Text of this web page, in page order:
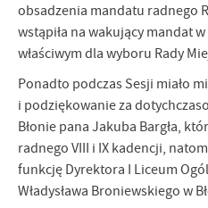
obsadzenia mandatu radnego
wstąpiła na wakujący mandat
właściwym dla wyboru Rady
Ponadto podczas Sesji miało
i podziękowanie za
Błonie pana Jakuba Bargła,
radnego VIII i IX kadencji,
funkcję Dyrektora I Liceum
Władysława Broniewskiego w
Cookies analityczne pozwalają na
wykorzystywania witryny
z jaką odwiedzane są nasze serwisy
popularności wśród użytkowników.
przetwarzane w formie
analityczne pliki cookies
funkcjonalności.
Więcej
Reklamowe
Dzięki reklamowym plikom cookies
informacje i aktualności na
Promocyjne pliki cookies służą do
komunikatów na podstawie
zwyczajów dotyczących
promocyjne mogą pojawić się na
Więcej